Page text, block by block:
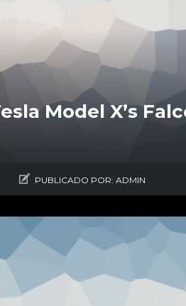
Model X’s
PUBLICADO POR: ADMIN